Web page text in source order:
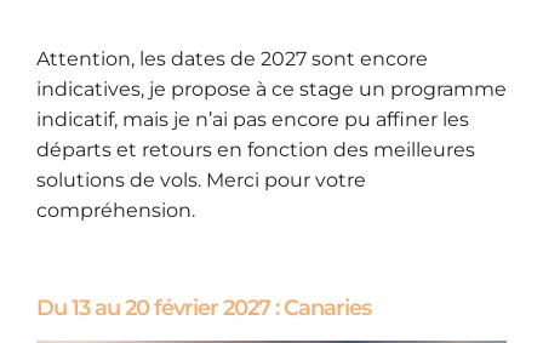
Attention, les dates de 2027 sont encore
indicatives, je propose à ce stage un programme
indicatif, mais je n’ai pas encore pu affiner les
départs et retours en fonction des meilleures
solutions de vols. Merci pour votre
compréhension.
Du 13 au 20 février 2027 : Canaries